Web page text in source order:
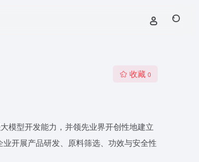
收藏 0
模型开发能力，并领先业界开创性地建立
开展产品研发、原料筛选、功效与安全性